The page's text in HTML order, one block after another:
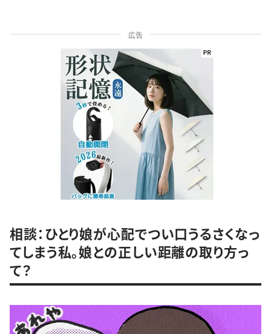
広告
相談：ひとり娘が心配でつい口うるさくなっ
てしまう私。娘との正しい距離の取り方っ
て？